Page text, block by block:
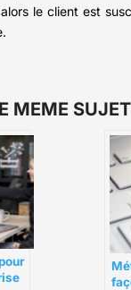
le client est
MEME SUJET